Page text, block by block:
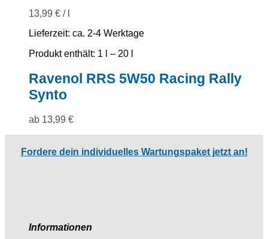
13,99 € /
Lieferzeit: ca. 2-4 Werktage
Produkt enthält: 1
– 20
Ravenol RRS 5W50 Racing Rally
Synto
ab 13,99 €
Fordere dein individuelles Wartungspaket jetzt an!
Informationen